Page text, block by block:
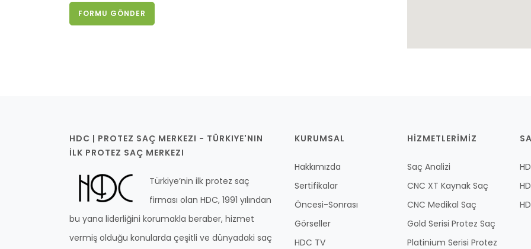
FORMU GÖNDER
HDC | PROTEZ SAÇ MERKEZI - TÜRKIYE'NIN
İLK PROTEZ SAÇ MERKEZI
Türkiye’nin ilk protez saç
firması olan HDC, 1991 yılından
bu yana liderliğini korumakla beraber, hizmet
vermiş olduğu konularda çeşitli ve dünyadaki saç
KURUMSAL
Hakkımızda
Sertifikalar
Öncesi-Sonrası
Görseller
HDC TV
HİZMETLERİMİZ
Saç Analizi
CNC XT Kaynak Saç
CNC Medikal Saç
Gold Serisi Protez Saç
Platinium Serisi Protez